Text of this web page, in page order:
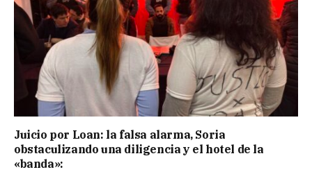
Juicio por Loan: la falsa alarma, Soria
obstaculizando una diligencia y el hotel de la
«banda»: